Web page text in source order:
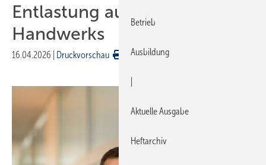
Entlastung auf Kosten des
Handwerks
16.04.2026 Druckvorschau
Betrieb
Ausbildung
Aktuelle Ausgabe
Heftarchiv